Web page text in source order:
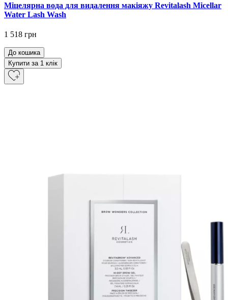
Міцелярна вода для видалення макіяжу Revitalash Micellar
Water Lash Wash
1 518 грн
До кошика
Купити за 1 клiк